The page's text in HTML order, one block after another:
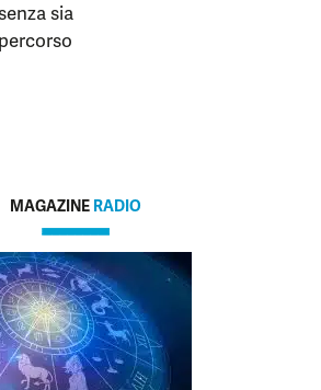
sia
MAGAZINE RADIO